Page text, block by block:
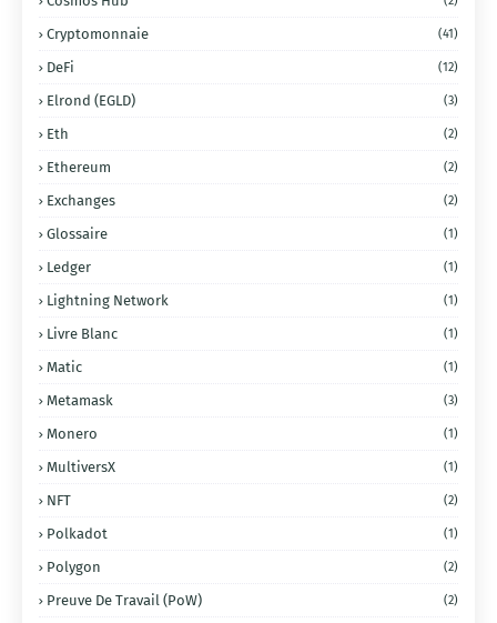
Cryptomonnaie (41)
DeFi (12)
Elrond (EGLD) (3)
Eth (2)
Ethereum (2)
Exchanges (2)
Glossaire (1)
Ledger (1)
Lightning Network (1)
Livre Blanc (1)
Matic (1)
Metamask (3)
Monero (1)
MultiversX (1)
NFT (2)
Polkadot (1)
Polygon (2)
Preuve De Travail (PoW) (2)